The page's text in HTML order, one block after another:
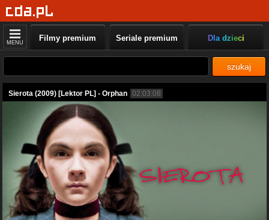
MENU Filmy premium Seriale premium Dla dzieci
szukaj
Sierota (2009) [Lektor PL] - Orphan 02:03:08